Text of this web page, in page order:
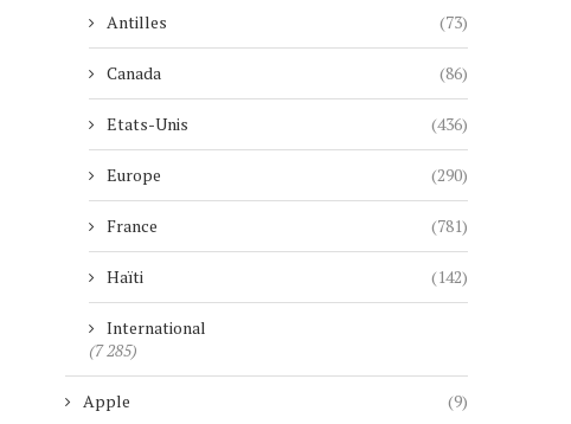
Antilles (73)
Canada (86)
Etats-Unis (436)
Europe (290)
France (781)
Haïti (142)
International
(7 285)
Apple (9)